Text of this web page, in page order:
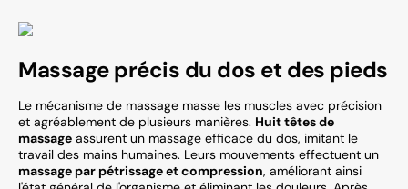
Massage précis du dos et des pieds
Le mécanisme de massage masse les muscles avec précision
et agréablement de plusieurs manières. Huit têtes de
massage assurent un massage efficace du dos, imitant le
travail des mains humaines. Leurs mouvements effectuent un
massage par pétrissage et compression, améliorant ainsi